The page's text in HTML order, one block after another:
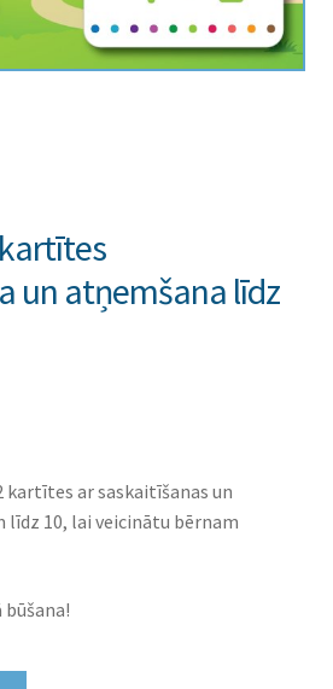
un atņemšana līdz
ar saskaitīšanas un
līdz 10, lai veicinātu bērnam